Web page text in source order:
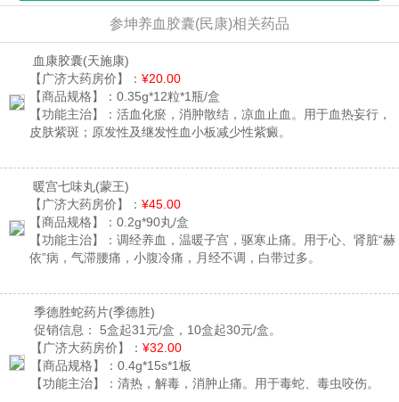
参坤养血胶囊(民康)相关药品
血康胶囊(天施康)
【广济大药房价】： ¥20.00
【商品规格】： 0.35g*12粒*1瓶/盒
【功能主治】： 活血化瘀，消肿散结，凉血止血。用于血热妄行，
皮肤紫斑；原发性及继发性血小板减少性紫癜。
暖宫七味丸(蒙王)
【广济大药房价】： ¥45.00
【商品规格】： 0.2g*90丸/盒
【功能主治】： 调经养血，温暖子宫，驱寒止痛。用于心、肾脏“赫
依”病，气滞腰痛，小腹冷痛，月经不调，白带过多。
季德胜蛇药片(季德胜)
促销信息：
5盒起31元/盒，10盒起30元/盒。
【广济大药房价】： ¥32.00
【商品规格】： 0.4g*15s*1板
【功能主治】： 清热，解毒，消肿止痛。用于毒蛇、毒虫咬伤。